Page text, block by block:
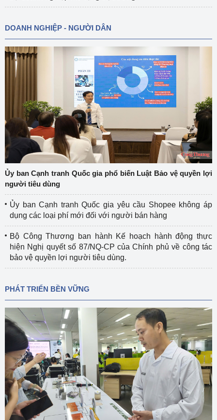
DOANH NGHIỆP - NGƯỜI DÂN
Ủy ban Cạnh tranh Quốc gia phổ biến Luật Bảo vệ quyền lợi
người tiêu dùng
Ủy ban Cạnh tranh Quốc gia yêu cầu Shopee không áp
dụng các loại phí mới đối với người bán hàng
Bộ Công Thương ban hành Kế hoạch hành động thực
hiện Nghị quyết số 87/NQ-CP của Chính phủ về công tác
bảo vệ quyền lợi người tiêu dùng.
PHÁT TRIỂN BỀN VỮNG